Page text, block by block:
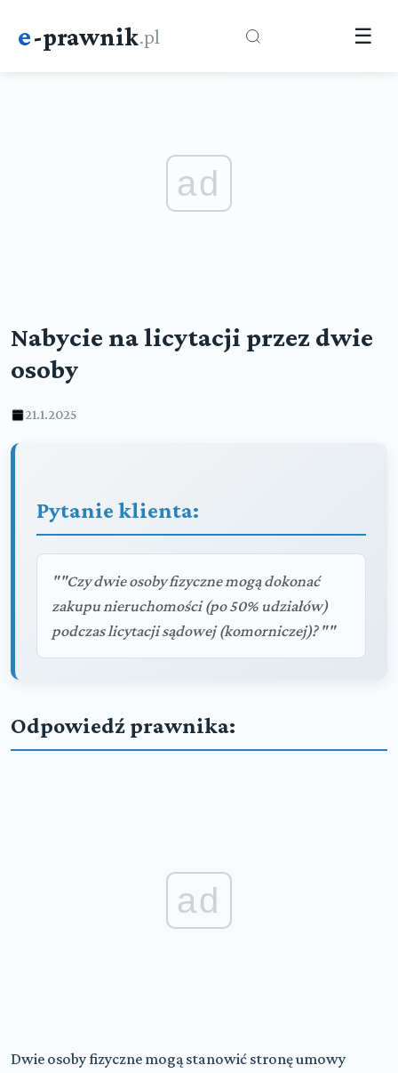
e-prawnik.pl ☰
ad
Nabycie na licytacji przez dwie
osoby
21.1.2025
Pytanie klienta:
""Czy dwie osoby fizyczne mogą dokonać
zakupu nieruchomości (po 50% udziałów)
podczas licytacji sądowej (komorniczej)? ""
Odpowiedź prawnika:
ad
Dwie osoby fizyczne mogą stanowić stronę umowy